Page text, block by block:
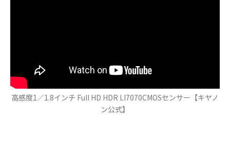
高感度1／1.8インチ Full HD HDR LI7070CMOSセンサー【キヤノ
ン公式】